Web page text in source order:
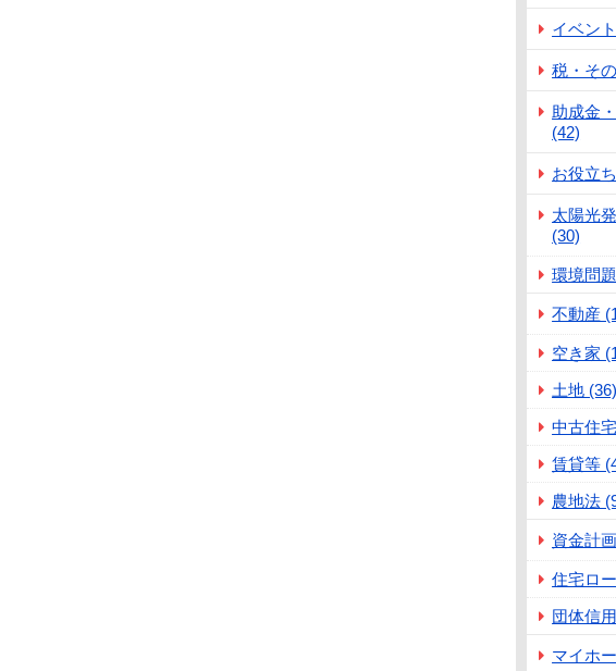
イベン
税・そ
助成金
(42)
お役立
太陽光
(30)
環境問
不動産
空き家
土地 (36)
中古住
賃貸等
農地法
資金計
住宅ロ
団体信
マイホ